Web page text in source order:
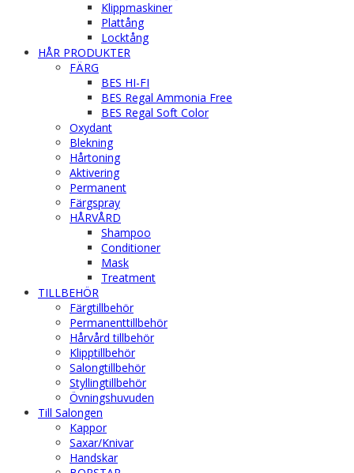
Klippmaskiner
Plattång
Locktång
HÅR PRODUKTER
FÄRG
BES HI-FI
BES Regal Ammonia Free
BES Regal Soft Color
Oxydant
Blekning
Hårtoning
Aktivering
Permanent
Färgspray
HÅRVÅRD
Shampoo
Conditioner
Mask
Treatment
TILLBEHÖR
Färgtillbehör
Permanenttillbehör
Hårvård tillbehör
Klipptillbehör
Salongtillbehör
Styllingtillbehör
Övningshuvuden
Till Salongen
Kappor
Saxar/Knivar
Handskar